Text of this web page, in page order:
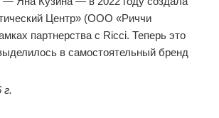
Центр» (ООО «Риччи
партнерства с Ricci. Теперь это
в самостоятельный бренд
г.